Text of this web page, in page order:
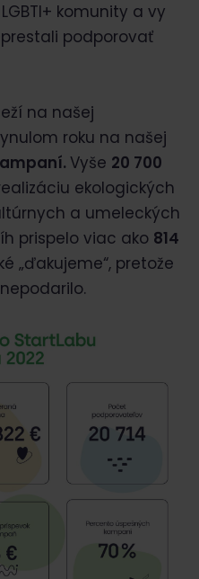
komunity a vy
podporovať
na našej
roku na našej
Vyše 20 700
ekologických
a umeleckých
prispelo viac ako 814
„ďakujeme“, pretože